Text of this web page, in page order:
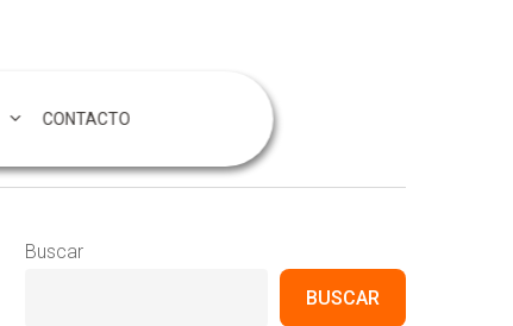
CONTACTO
Buscar
BUSCAR